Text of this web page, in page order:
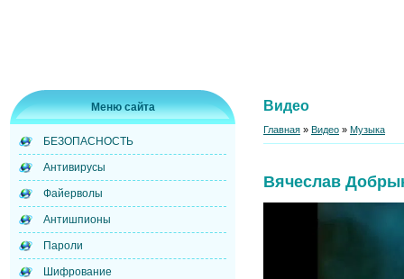
Меню сайта
БЕЗОПАСНОСТЬ
Антивирусы
Файерволы
Антишпионы
Пароли
Шифрование
Видео
Главная » Видео » Музыка
Вячеслав